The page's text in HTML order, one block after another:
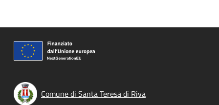
Comune di Santa Teresa di Riva